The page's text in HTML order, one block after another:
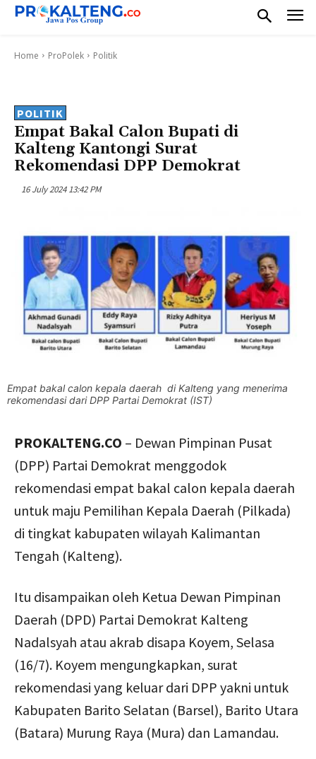
Home ProPolek Politik
POLITIK
Empat Bakal Calon Bupati di
Kalteng Kantongi Surat
Rekomendasi DPP Demokrat
16 July 2024 13:42 PM
Empat bakal calon kepala daerah di Kalteng yang menerima
rekomendasi dari DPP Partai Demokrat (IST)
PROKALTENG.CO – Dewan Pimpinan Pusat
(DPP) Partai Demokrat menggodok
rekomendasi empat bakal calon kepala daerah
untuk maju Pemilihan Kepala Daerah (Pilkada)
di tingkat kabupaten wilayah Kalimantan
Tengah (Kalteng).
Itu disampaikan oleh Ketua Dewan Pimpinan
Daerah (DPD) Partai Demokrat Kalteng
Nadalsyah atau akrab disapa Koyem, Selasa
(16/7). Koyem mengungkapkan, surat
rekomendasi yang keluar dari DPP yakni untuk
Kabupaten Barito Selatan (Barsel), Barito Utara
(Batara) Murung Raya (Mura) dan Lamandau.